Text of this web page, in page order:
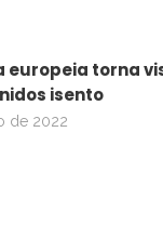
europeia torna
isento
de 2022